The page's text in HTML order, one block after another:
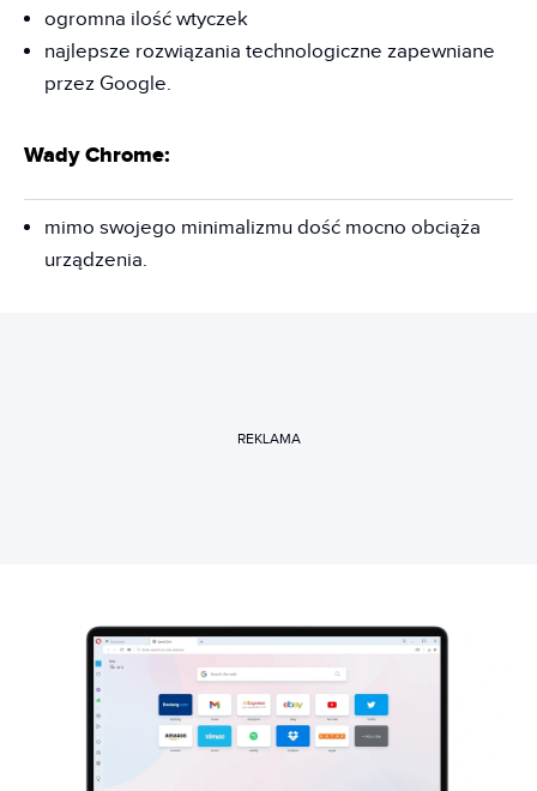
ogromna ilość wtyczek
najlepsze rozwiązania technologiczne zapewniane
przez Google.
Wady Chrome:
mimo swojego minimalizmu dość mocno obciąża
urządzenia.
REKLAMA